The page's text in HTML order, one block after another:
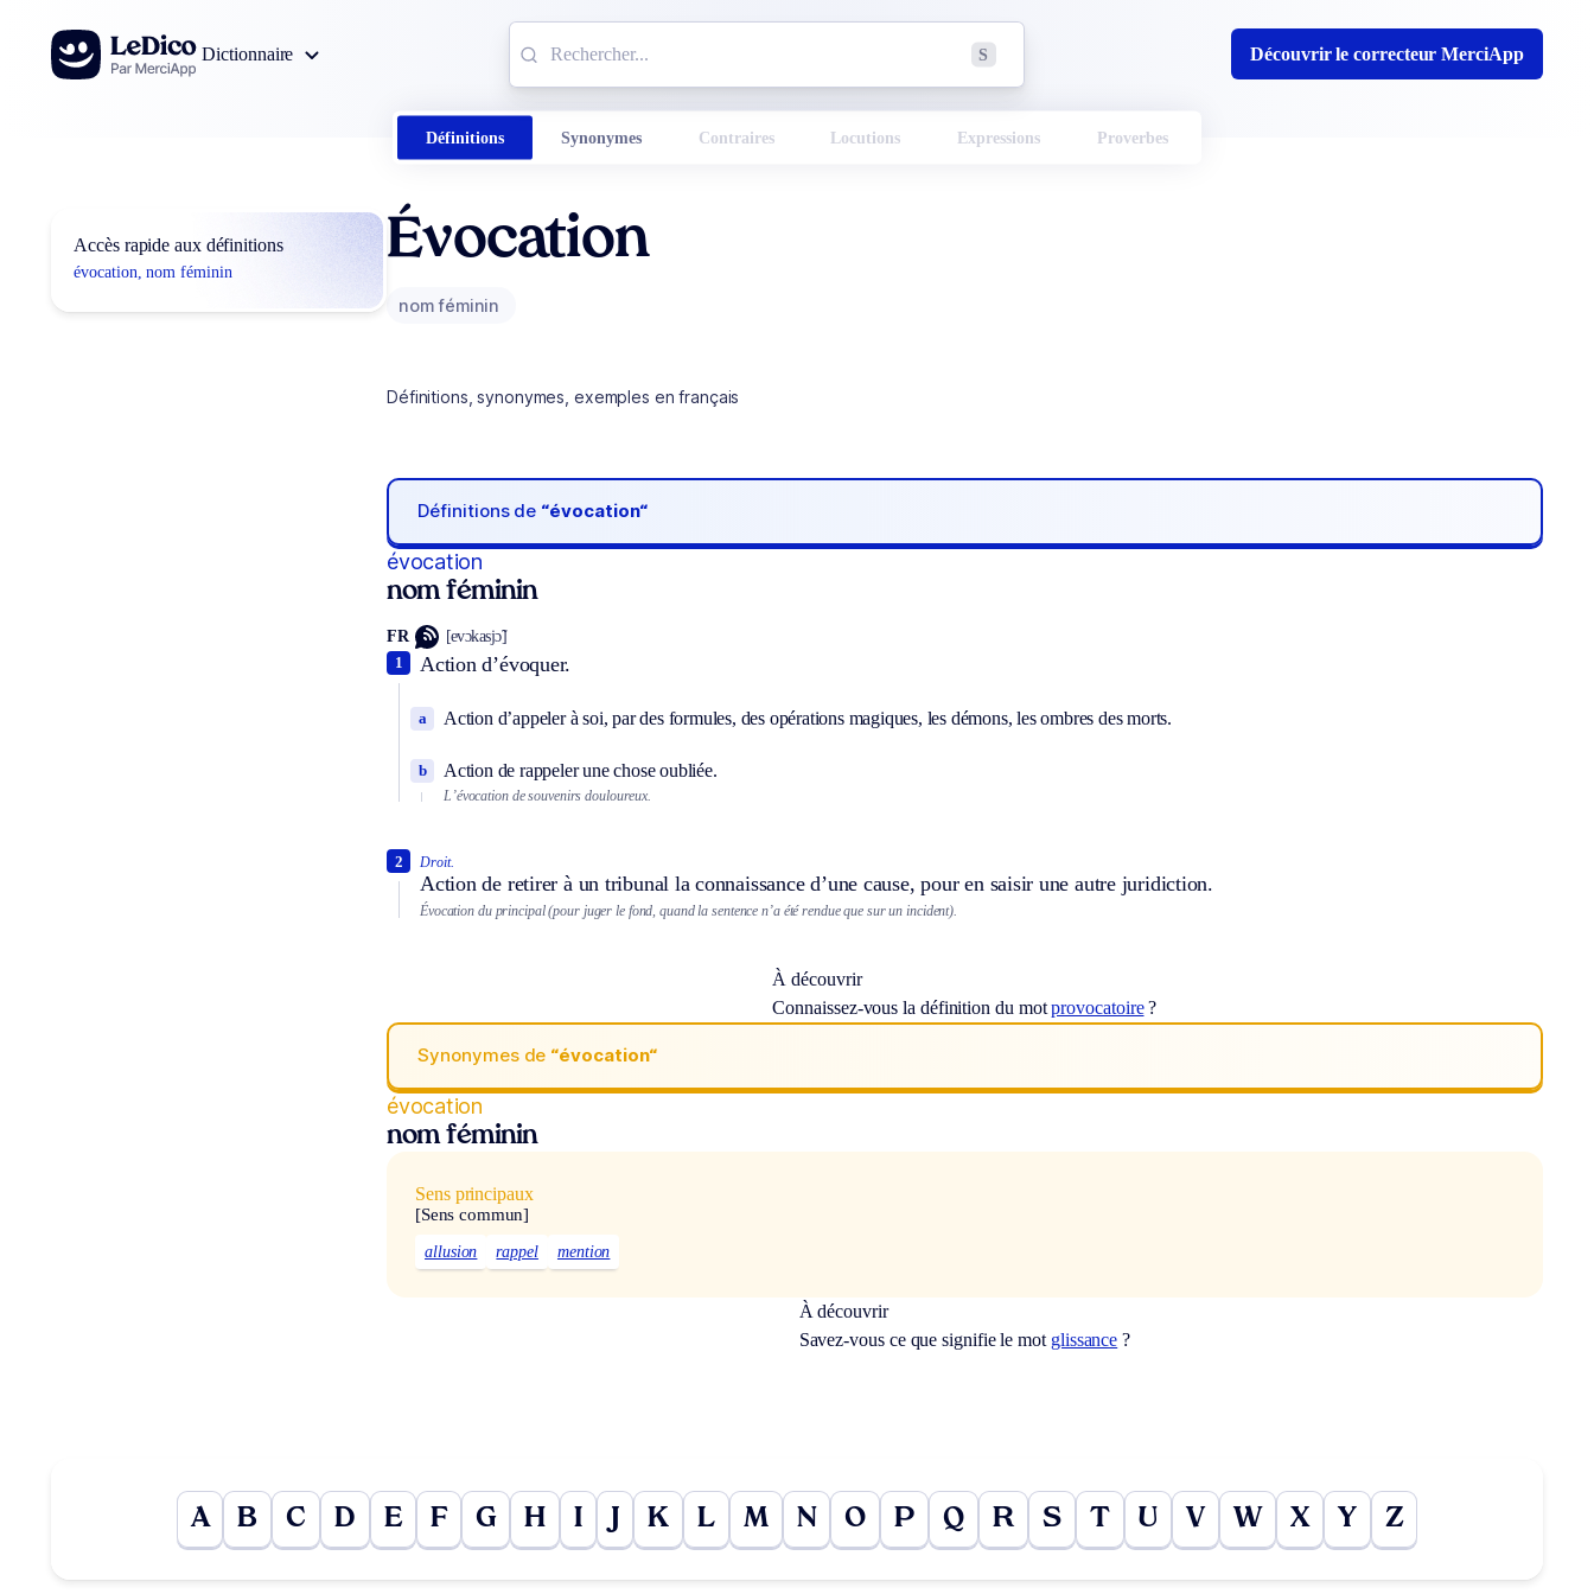
Aller au contenu
Dictionnaire
S Découvrir le correcteur MerciApp
Définitions Synonymes Contraires Locutions Expressions Proverbes
Accès rapide aux définitions
évocation, nom féminin
Évocation
nom féminin
Définitions, synonymes, exemples en français
Définitions de “évocation“
évocation
nom féminin
FR [evɔkasjɔ̃]
Action d’évoquer.
1
Action d’appeler à soi, par des formules, des opérations magiques, les démons, les ombres des morts.
a
Action de rappeler une chose oubliée.
b
L’évocation de souvenirs douloureux.
Droit.
Action de retirer à un tribunal la connaissance d’une cause, pour en saisir une autre juridiction.
2
Évocation du principal (pour juger le fond, quand la sentence n’a été rendue que sur un incident).
À découvrir
Connaissez-vous la définition du motprovocatoire?
Synonymes de “évocation“
évocation
nom féminin
Sens principaux
[Sens commun]
allusion rappel mention
À découvrir
Savez-vous ce que signifie le mot glissance ?
A B C D E F G H I J K L M N O P Q R S T U V W X Y Z